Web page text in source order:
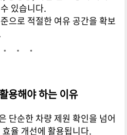
있습니다.
으로 적절한 여유 공간을 확보
용해야 하는 이유
단순한 차량 제원 확인을 넘어
율 개선에 활용됩니다.